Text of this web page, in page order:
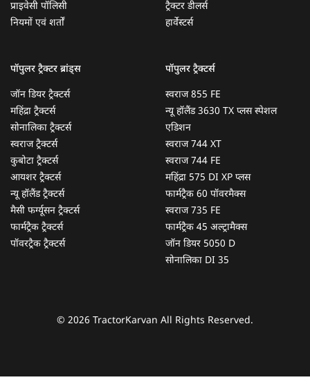
प्राइवेसी पॉलिसी
नियमों एवं शर्तों
ट्रैक्टर डीलर्स
हार्वेस्टर्स
पॉपुलर ट्रैक्टर ब्रांड्स
जॉन डियर ट्रैक्टर्स
महिंद्रा ट्रैक्टर्स
सोनालिका ट्रैक्टर्स
स्वराज ट्रैक्टर्स
कुबोटा ट्रैक्टर्स
आयशर ट्रैक्टर्स
न्यू हॉलैंड ट्रैक्टर्स
मैसी फर्ग्यूसन ट्रैक्टर्स
फार्मट्रैक ट्रैक्टर्स
पॉवरट्रैक ट्रैक्टर्स
पॉपुलर ट्रैक्टर्स
स्वराज 855 FE
न्यू हॉलैंड 3630 TX प्लस स्पेशल
एडिशन
स्वराज 744 XT
स्वराज 744 FE
महिंद्रा 575 DI XP प्लस
फार्मट्रैक 60 पॉवरमैक्स
स्वराज 735 FE
फार्मट्रैक 45 अल्ट्रामैक्स
जॉन डियर 5050 D
सोनालिका DI 35
© 2026 TractorKarvan All Rights Reserved.